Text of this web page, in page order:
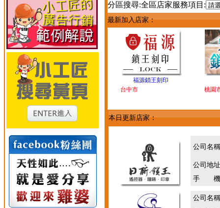
分區搜尋:全區店家服務項目:
最新加入店家：
福源鎖王刻印
台中市
桃園
本日更新店家：
公司名
公司地
手 機
公司名